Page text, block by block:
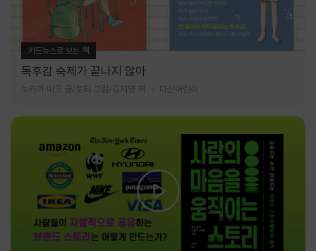
카드뉴스로 보는 책
독후감 숙제가 끝나지 않아
누카가 미오 글/토티 그림/김지영 역 다산어린이